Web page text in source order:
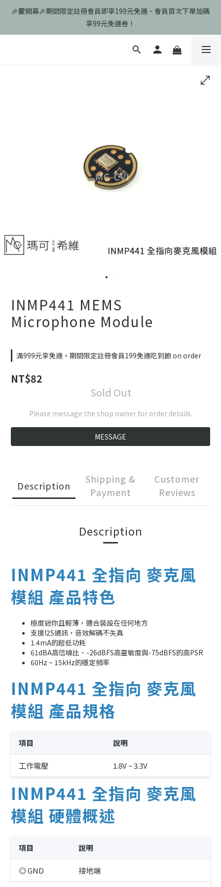
🎉慶開幕🎉期間限定註冊會員即享199元免運、會員首次下單加碼
享99元免運卷！
🎉慶開幕🎉期間限定註冊會員即享199元免運、會員首次下單加碼
享99元免運卷！
歡迎光臨瑪可希維，本站商品皆為台灣現貨、含稅可打統編
🎉慶開幕🎉期間限定註冊會員即享199元免運、會員首次下單加碼
INMP441 MEMS
Microphone Module
滿999元享免運，期間限定註冊會員199免運吃到飽 on order
NT$82
Sold Out
Please message the shop owner for order details.
MESSAGE
Description
Shipping &
Payment
Customer
Reviews
Description
INMP441 全指向 麥克風
模組 產品特色
極度迷你且輕薄，適合裝設在任何地方
支援I2S通訊，音效解碼不失真
1.4mA的超低功耗
61dBA高信噪比、-26dBFS高靈敏度與-75dBFS的高PSR
60Hz ~ 15kHz的穩定頻率
INMP441 全指向 麥克風
模組 產品規格
項目 說明
工作電壓 1.8V ~ 3.3V
INMP441 全指向 麥克風
模組 硬體概述
項目 說明
◎ GND 接地端